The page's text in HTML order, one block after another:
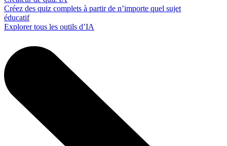
Créez des quiz complets à partir de n’importe quel sujet
éducatif
Explorer tous les outils d’IA